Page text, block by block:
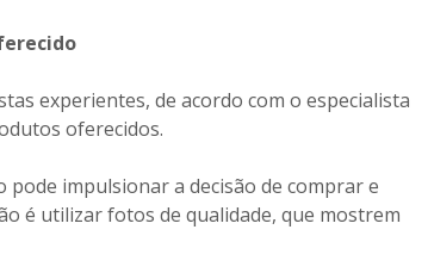
experientes, de acordo com o especialista
oferecidos.
impulsionar a decisão de comprar e
é utilizar fotos de qualidade, que mostrem